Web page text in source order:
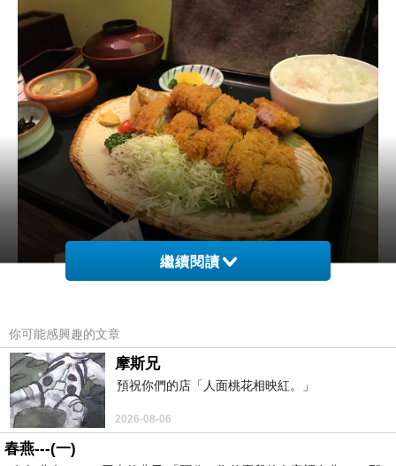
繼續閱讀
你可能感興趣的文章
摩斯兄
預祝你們的店「人面桃花相映紅。」
2026-08-06
春燕---(一)